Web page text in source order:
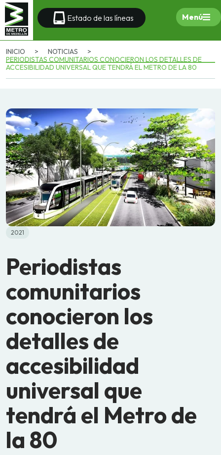
Estado de las líneas Menú
INICIO > NOTICIAS
>
PERIODISTAS COMUNITARIOS CONOCIERON LOS DETALLES DE
ACCESIBILIDAD UNIVERSAL QUE TENDRÁ EL METRO DE LA 80
2021
Periodistas
comunitarios
conocieron los
detalles de
accesibilidad
universal que
tendrá el Metro de
la 80